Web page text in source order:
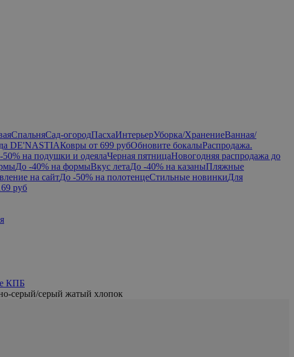
СпальняСад-огородПасхаИнтерьерУборка/ХранениеВанная/
DE'NASTIAКовры от 699 рубОбновите бокалыРаспродажа.
50% на подушки и одеялаЧерная пятницаНовогодняя распродажа до
До -40% на формыВкус летаДо -40% на казаныПляжные
на сайтДо -50% на полотенцеСтильные новинкиДля
руб
КПБ
серый/серый жатый хлопок